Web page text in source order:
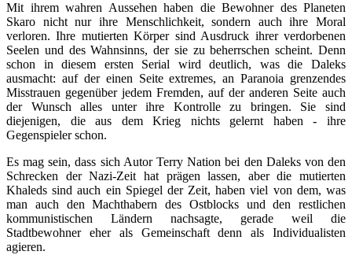
Mit ihrem wahren Aussehen haben die Bewohner des Planeten
Skaro nicht nur ihre Menschlichkeit, sondern auch ihre Moral
verloren. Ihre mutierten Körper sind Ausdruck ihrer verdorbenen
Seelen und des Wahnsinns, der sie zu beherrschen scheint. Denn
schon in diesem ersten Serial wird deutlich, was die Daleks
ausmacht: auf der einen Seite extremes, an Paranoia grenzendes
Misstrauen gegenüber jedem Fremden, auf der anderen Seite auch
der Wunsch alles unter ihre Kontrolle zu bringen. Sie sind
diejenigen, die aus dem Krieg nichts gelernt haben - ihre
Gegenspieler schon.
Es mag sein, dass sich Autor Terry Nation bei den Daleks von den
Schrecken der Nazi-Zeit hat prägen lassen, aber die mutierten
Khaleds sind auch ein Spiegel der Zeit, haben viel von dem, was
man auch den Machthabern des Ostblocks und den restlichen
kommunistischen Ländern nachsagte, gerade weil die
Stadtbewohner eher als Gemeinschaft denn als Individualisten
agieren.